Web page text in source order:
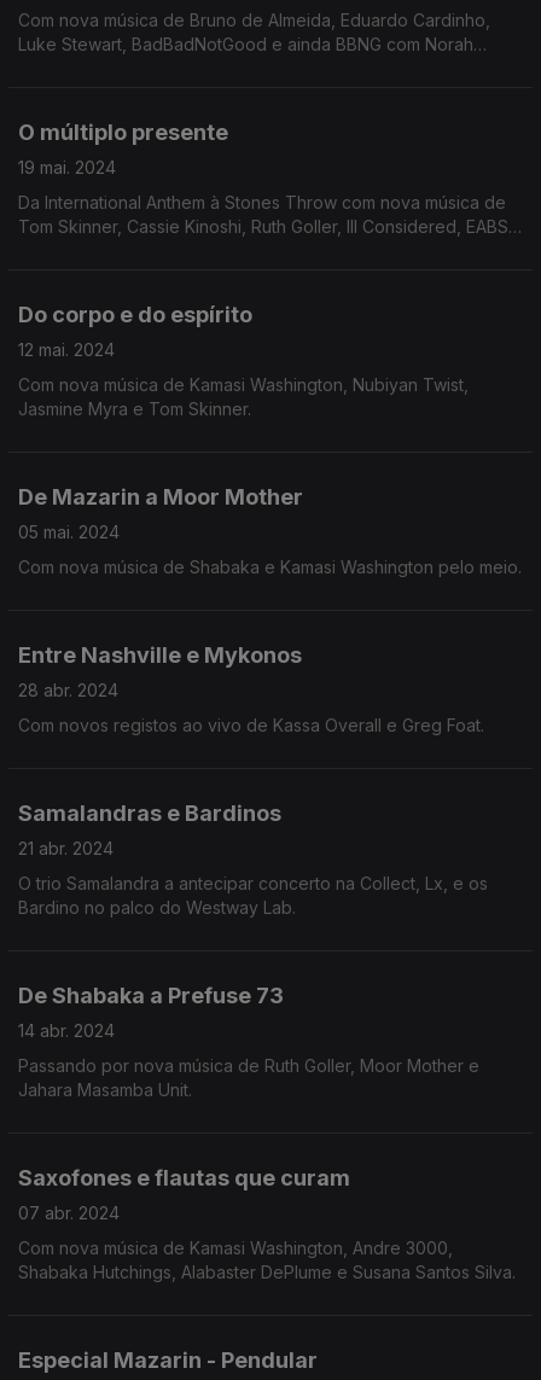
Com nova música de Bruno de Almeida, Eduardo Cardinho,
Luke Stewart, BadBadNotGood e ainda BBNG com Norah
O múltiplo presente
19 mai. 2024
Da International Anthem à Stones Throw com nova música de
Tom Skinner, Cassie Kinoshi, Ruth Goller, Ill Considered, EABS,
Do corpo e do espírito
12 mai. 2024
Com nova música de Kamasi Washington, Nubiyan Twist,
Jasmine Myra e Tom Skinner.
De Mazarin a Moor Mother
05 mai. 2024
Com nova música de Shabaka e Kamasi Washington pelo meio.
Entre Nashville e Mykonos
28 abr. 2024
Com novos registos ao vivo de Kassa Overall e Greg Foat.
Samalandras e Bardinos
21 abr. 2024
O trio Samalandra a antecipar concerto na Collect, Lx, e os
Bardino no palco do Westway Lab.
De Shabaka a Prefuse 73
14 abr. 2024
Passando por nova música de Ruth Goller, Moor Mother e
Jahara Masamba Unit.
Saxofones e flautas que curam
07 abr. 2024
Com nova música de Kamasi Washington, Andre 3000,
Shabaka Hutchings, Alabaster DePlume e Susana Santos Silva.
Especial Mazarin - Pendular